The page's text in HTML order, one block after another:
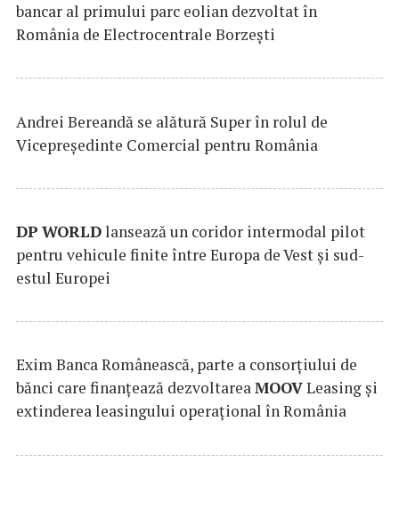
bancar al primului parc eolian dezvoltat în
România de Electrocentrale Borzești
Andrei Bereandă se alătură Super în rolul de
Vicepreședinte Comercial pentru România
DP WORLDlansează un coridor intermodal pilot
pentru vehicule finite între Europa de Vest și sud-
estul Europei
Exim Banca Românească, parte a consorțiului de
bănci care finanțează dezvoltareaMOOVLeasing și
extinderea leasingului operațional în România